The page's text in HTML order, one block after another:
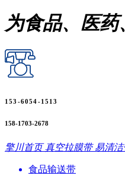
为食品、医
153-6054-1513
158-1703-2678
擎川首页 真空拉膜带 易清
食品输送带